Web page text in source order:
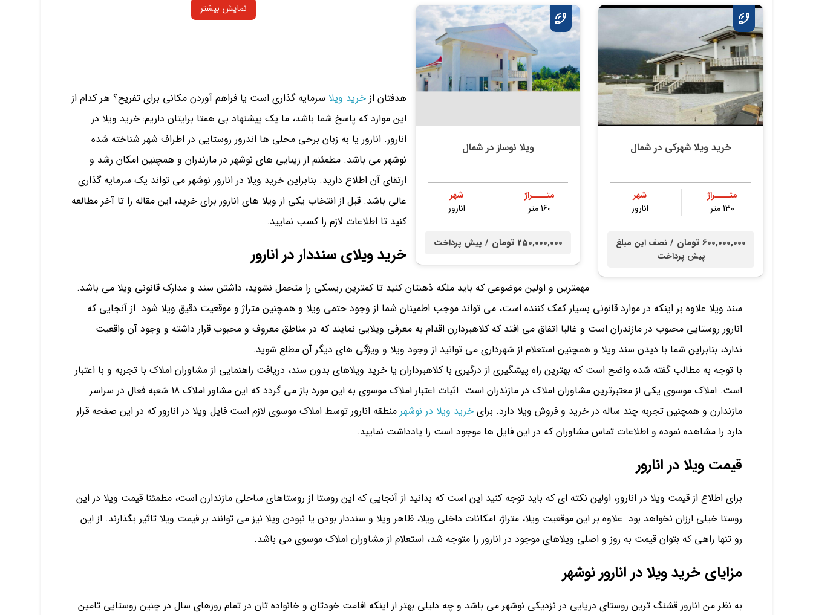
خرید ویلا شهرکی در شمال
متــــراژ
130 متر
شهر
انارور
600,000,000 تومان /
نصف این مبلغ
پیش پرداخت
ویلا نوساز در شمال
متــــراژ
160 متر
شهر
انارور
250,000,000 تومان / پیش پرداخت
نمایش بیشتر
هدفتان از خرید ویلا سرمایه گذاری است یا فراهم آوردن مکانی برای تفریح؟ هر کدام از
این موارد که پاسخ شما باشد، ما یک پیشنهاد بی همتا برایتان داریم: خرید ویلا در
انارور. انارور یا به زبان برخی محلی ها اندرور روستایی در اطراف شهر شناخته شده
نوشهر می باشد. مطمئنم از زیبایی های نوشهر در مازندران و همچنین امکان رشد و
ارتقای آن اطلاع دارید. بنابراین خرید ویلا در انارور نوشهر می تواند یک سرمایه گذاری
عالی باشد. قبل از انتخاب یکی از ویلا های انارور برای خرید، این مقاله را تا آخر مطالعه
کنید تا اطلاعات لازم را کسب نمایید.
خرید ویلای سنددار در انارور
مهمترین و اولین موضوعی که باید ملکه ذهنتان کنید تا کمترین ریسکی را متحمل نشوید، داشتن سند و مدارک قانونی ویلا می باشد.
سند ویلا علاوه بر اینکه در موارد قانونی بسیار کمک کننده است، می تواند موجب اطمینان شما از وجود حتمی ویلا و همچنین متراژ و موقعیت دقیق ویلا شود. از آنجایی که
انارور روستایی محبوب در مازندران است و غالبا اتفاق می افتد که کلاهبردارن اقدام به معرفی ویلایی نمایند که در مناطق معروف و محبوب قرار داشته و وجود آن واقعیت
ندارد، بنابراین شما با دیدن سند ویلا و همچنین استعلام از شهرداری می توانید از وجود ویلا و ویژگی های دیگر آن مطلع شوید.
با توجه به مطالب گفته شده واضح است که بهترین راه پیشگیری از درگیری با کلاهبرداران یا خرید ویلاهای بدون سند، دریافت راهنمایی از مشاوران املاک با تجربه و با اعتبار
است. املاک موسوی یکی از معتبرترین مشاوران املاک در مازندران است. اثبات اعتبار املاک موسوی به این مورد باز می گردد که این مشاور املاک 18 شعبه فعال در سراسر
مازندارن و همچنین تجربه چند ساله در خرید و فروش ویلا دارد. برایخرید ویلا در نوشهر منطقه انارور توسط املاک موسوی لازم است فایل ویلا در انارور که در این صفحه قرار
دارد را مشاهده نموده و اطلاعات تماس مشاوران که در این فایل ها موجود است را یادداشت نمایید.
قیمت ویلا در انارور
برای اطلاع از قیمت ویلا در انارور، اولین نکته ای که باید توجه کنید این است که بدانید از آنجایی که این روستا از روستاهای ساحلی مازندارن است، مطمئنا قیمت ویلا در این
روستا خیلی ارزان نخواهد بود. علاوه بر این موقعیت ویلا، متراژ، امکانات داخلی ویلا، ظاهر ویلا و سنددار بودن یا نبودن ویلا نیز می توانند بر قیمت ویلا تاثیر بگذارند. از این
رو تنها راهی که بتوان قیمت به روز و اصلی ویلاهای موجود در انارور را متوجه شد، استعلام از مشاوران املاک موسوی می باشد.
مزایای خرید ویلا در انارور نوشهر
به نظر من انارور قشنگ ترین روستای دریایی در نزدیکی نوشهر می باشد و چه دلیلی بهتر از اینکه اقامت خودتان و خانواده تان در تمام روزهای سال در چنین روستایی تامین